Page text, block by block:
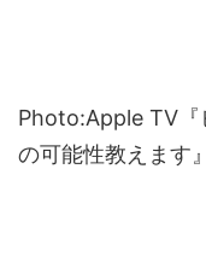
Photo:Apple TV
の可能性教えます』